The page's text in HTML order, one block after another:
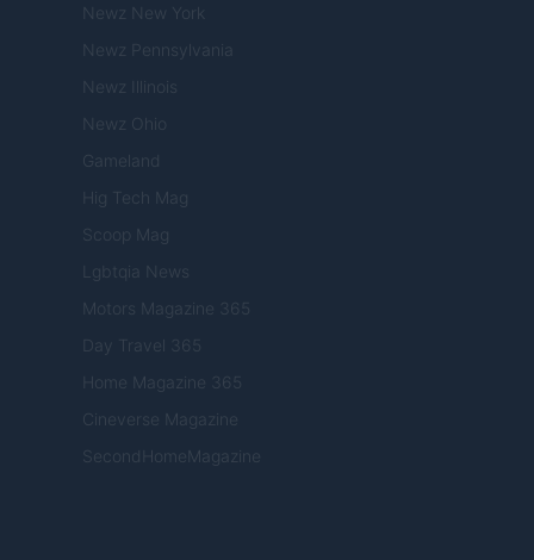
Newz New York
Newz Pennsylvania
Newz Illinois
Newz Ohio
Gameland
Hig Tech Mag
Scoop Mag
Lgbtqia News
Motors Magazine 365
Day Travel 365
Home Magazine 365
Cineverse Magazine
SecondHomeMagazine